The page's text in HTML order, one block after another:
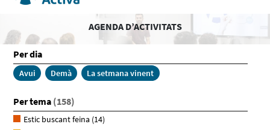
AGENDA D’ACTIVITATS
Per dia
Avui Demà La setmana vinent
Per tema (158)
Estic buscant feina (14)